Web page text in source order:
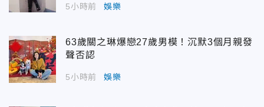
5小時前 娛樂
63歲關之琳爆戀27歲男模！沉默3個月親發
聲否認
5小時前 娛樂